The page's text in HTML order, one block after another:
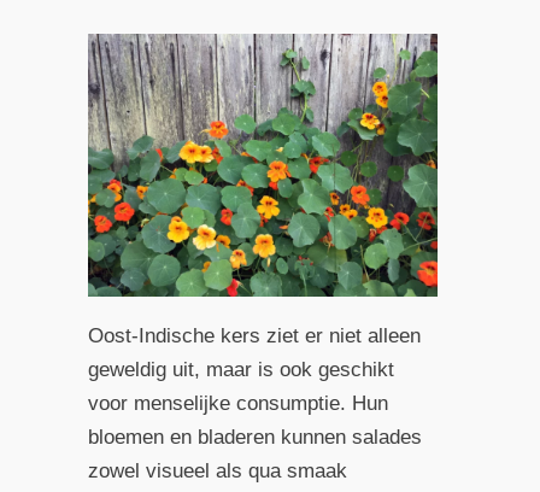
Oost-Indische kers ziet er niet alleen
geweldig uit, maar is ook geschikt
voor menselijke consumptie. Hun
bloemen en bladeren kunnen salades
zowel visueel als qua smaak